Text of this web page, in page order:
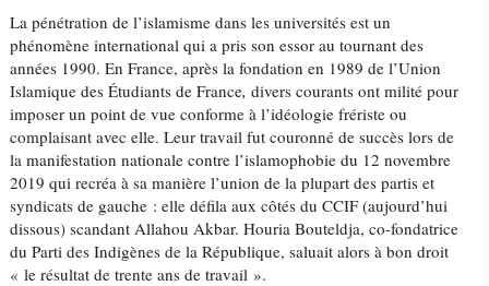
La pénétration de l’islamisme dans les universités est un
phénomène international qui a pris son essor au tournant des
années 1990. En France, après la fondation en 1989 de l’Union
Islamique des Étudiants de France,divers courants ont milité pour
imposer un point de vue conforme à l’idéologie frériste ou
complaisant avec elle. Leur travail fut couronné de succès lors de
la manifestation nationale contre l’islamophobie du 12 novembre
2019 qui recréa à sa manière l’union de la plupart des partis et
syndicats de gauche : elle défila aux côtés du CCIF (aujourd’hui
dissous) scandant Allahou Akbar. Houria Bouteldja, co-fondatrice
du Parti des Indigènes de la République, saluait alors à bon droit
« le résultat de trente ans de travail ».